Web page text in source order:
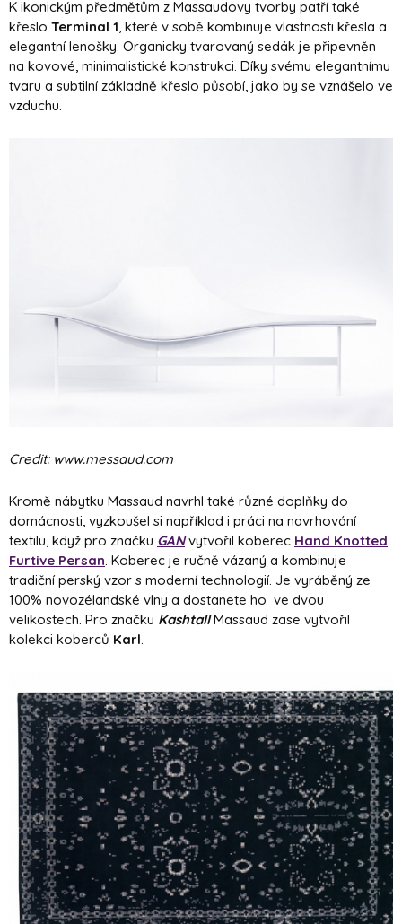
K ikonickým předmětům z Massaudovy tvorby patří také
křeslo Terminal 1, které v sobě kombinuje vlastnosti křesla a
elegantní lenošky. Organicky tvarovaný sedák je připevněn
na kovové, minimalistické konstrukci. Díky svému elegantnímu
tvaru a subtilní základně křeslo působí, jako by se vznášelo ve
vzduchu.
Credit: www.messaud.com
Kromě nábytku Massaud navrhl také různé doplňky do
domácnosti, vyzkoušel si například i práci na navrhování
textilu, když pro značku GANvytvořil koberec Hand Knotted
Furtive Persan. Koberec je ručně vázaný a kombinuje
tradiční perský vzor s moderní technologií. Je vyráběný ze
100% novozélandské vlny a dostanete ho ve dvou
velikostech. Pro značku KashtallMassaud zase vytvořil
kolekci koberců Karl.